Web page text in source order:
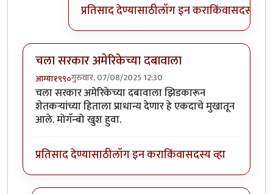
प्रतिसाद देण्यासाठीलॉग इन कराकिंवासदस्य व्हा
चला सरकार अमेरिकेच्या दबावाला
आग्या१९९०गुरुवार, 07/08/2025 12:30
चला सरकार अमेरिकेच्या दबावाला झिडकारून
शेतकऱ्यांच्या हिताला प्राधान्य देणार हे एकदाचे मुखातून
आले. मोगॅन्बो खुश हुवा.
प्रतिसाद देण्यासाठीलॉग इन कराकिंवासदस्य व्हा